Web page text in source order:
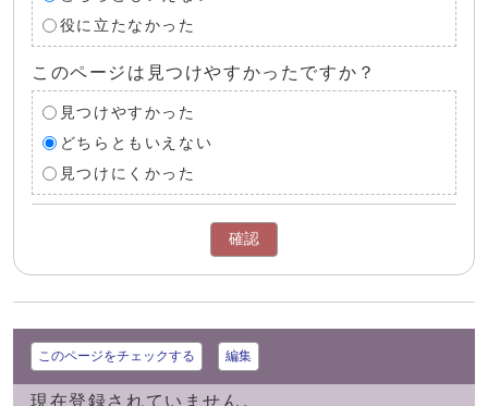
役に立たなかった
このページは見つけやすかったですか？
見つけやすかった
どちらともいえない
見つけにくかった
確認
このページをチェックする 編集
現在登録されていません。